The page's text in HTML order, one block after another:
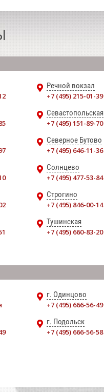
Речной вокзал
+7 (495) 215-01-39
Севастопольская
+7 (495) 151-89-70
Северное Бутово
+7 (495) 646-11-36
Солнцево
+7 (495) 477-53-84
Строгино
+7 (495) 846-00-14
Тушинская
+7 (495) 660-83-20
г. Одинцово
+7 (495) 666-56-49
г. Подольск
+7 (495) 666-56-58